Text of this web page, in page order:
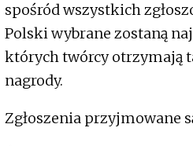
spośród wszystkich
Polski wybrane zostaną
których twórcy otrzymają
nagrody.
Zgłoszenia przyjmowane